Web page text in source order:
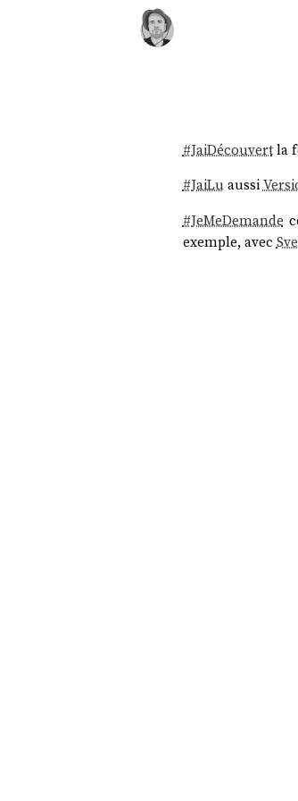
#JaiDécouvertla
#JaiLu aussi
#JeMeDemande
exemple, avec